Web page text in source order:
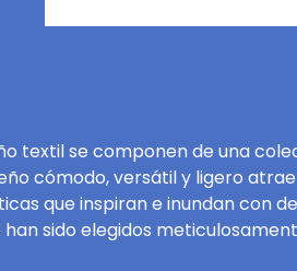
textil se componen de una
cómodo, versátil y ligero
que inspiran e inundan con
sido elegidos